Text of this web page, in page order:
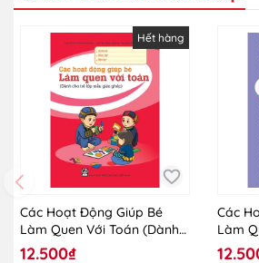
Hết hàng
Các Hoạt Động Giúp Bé
Làm Quen Với Toán (Dành
Cho Trẻ Lớp Mẫu Giáo
12.500₫
Các
Làm
(Dành